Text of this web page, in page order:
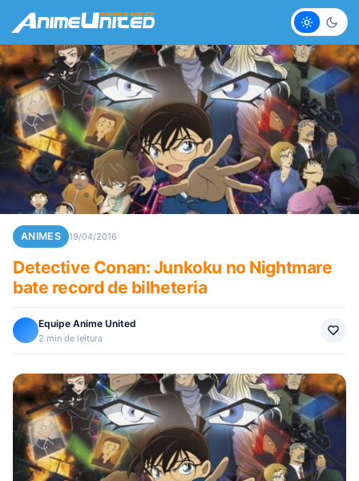
Claro
ANIMES 19/04/2016
Detective Conan: Junkoku no Nightmare
bate record de bilheteria
Equipe Anime United
2 min de leitura